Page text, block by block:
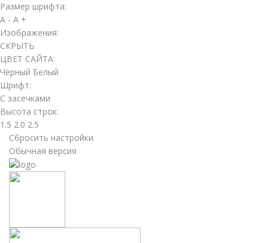
Размер шрифта:
A - A +
Изображения:
СКРЫТЬ
ЦВЕТ САЙТА:
Чёрный Белый
Шрифт:
С засечками
Высота строк:
1.5 2.0 2.5
Сбросить настройки
Обычная версия